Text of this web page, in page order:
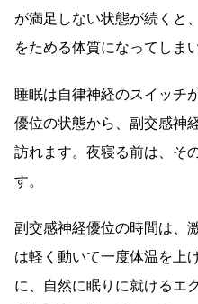
が満足しない状態が続くと
をためる体質になってしま
睡眠は自律神経のスイッチ
優位の状態から、副交感神
訪れます。夜寝る前は、そ
す。
副交感神経優位の時間は、
は軽く動いて一度体温を上
に、自然に眠りに就けるエ